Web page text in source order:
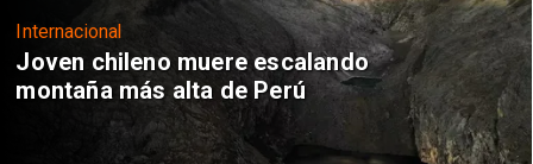
Internacional
Joven chileno muere escalando
montaña más alta de Perú